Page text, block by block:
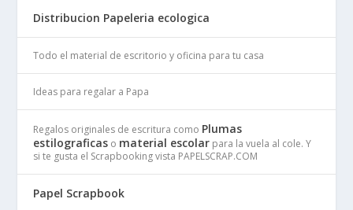
Distribucion Papeleria ecologica
Todo el material de escritorio y oficina para tu casa
Ideas para regalar a Papa
Regalos originales de escritura como Plumas
estilograficas o material escolar para la vuela al cole. Y
si te gusta el Scrapbooking vista PAPELSCRAP.COM
Papel Scrapbook